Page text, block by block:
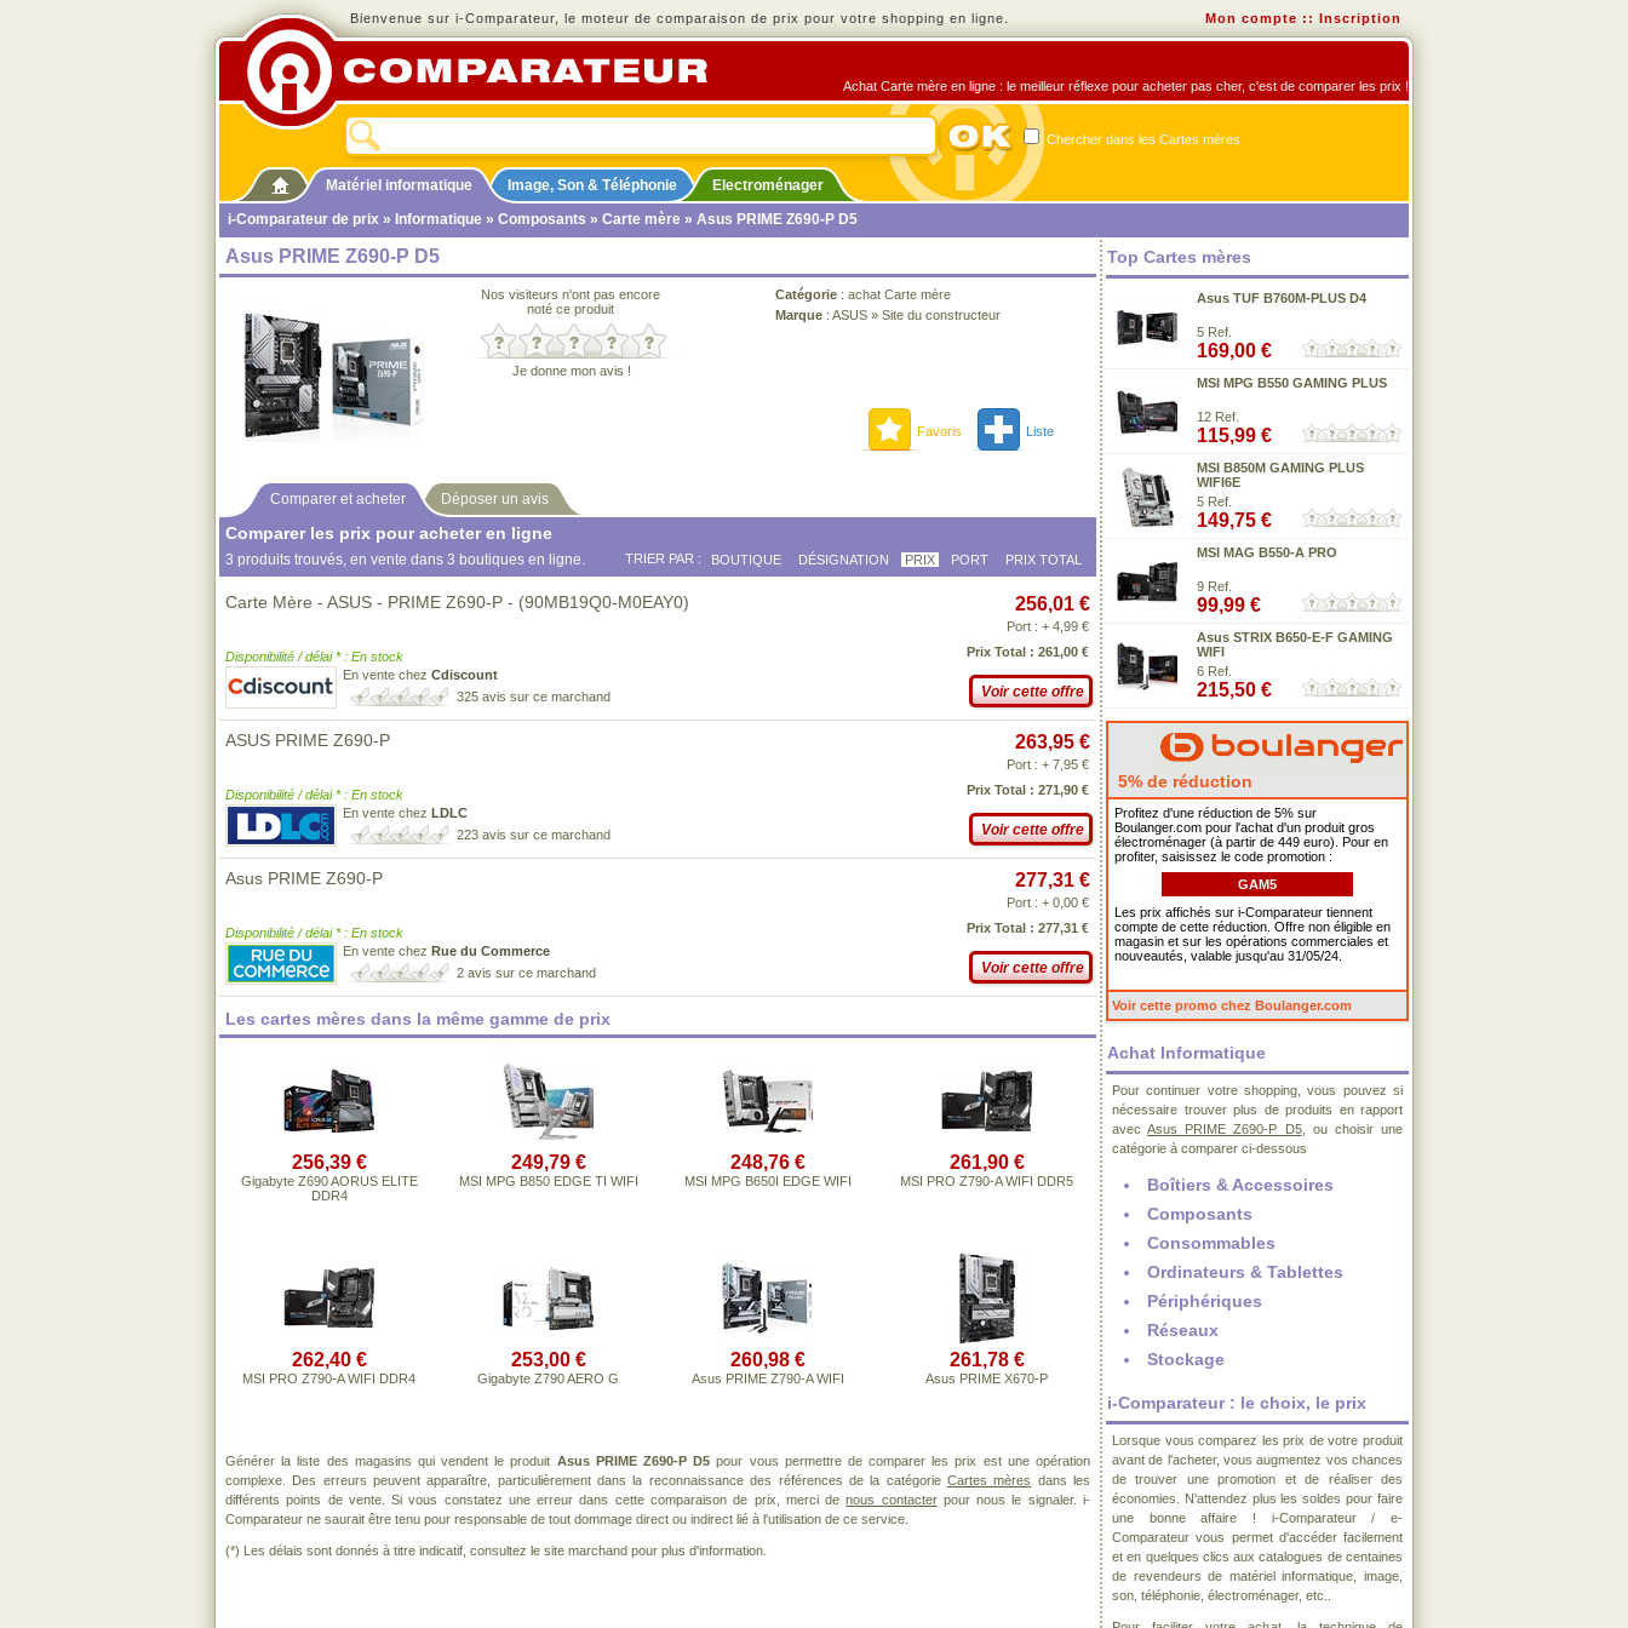
Bienvenue sur i-Comparateur, le moteur de comparaison de prix pour votre shopping en ligne. Mon compte :: Inscription
Achat Carte mère en ligne : le meilleur réflexe pour acheter pas cher, c'est de comparer les prix !
Chercher dans les Cartes mères
Matériel informatique Image, Son & Téléphonie
Electroménager
i-Comparateur de prix » Informatique » Composants » Carte mère » Asus PRIME Z690-P D5
Asus PRIME Z690-P D5
Nos visiteurs n'ont pas encore
noté ce produit
Je donne mon avis !
Catégorie : achat Carte mère
Marque : ASUS » Site du constructeur
Favoris Liste
Comparer et acheter Déposer un avis
Comparer les prix pour acheter en ligne
3 produits trouvés, en vente dans 3 boutiques en ligne. TRIER PAR : BOUTIQUE DÉSIGNATION PRIX PORT PRIX TOTAL
Carte Mère - ASUS - PRIME Z690-P - (90MB19Q0-M0EAY0)
Disponibilité / délai * : En stock
En vente chez Cdiscount
325 avis sur ce marchand
256,01 €
Port : + 4,99 €
Prix Total : 261,00 €
Voir cette offre
ASUS PRIME Z690-P
Disponibilité / délai * : En stock
En vente chez LDLC
223 avis sur ce marchand
263,95 €
Port : + 7,95 €
Prix Total : 271,90 €
Voir cette offre
Asus PRIME Z690-P
Disponibilité / délai * : En stock
En vente chez Rue du Commerce
2 avis sur ce marchand
277,31 €
Port : + 0,00 €
Prix Total : 277,31 €
Voir cette offre
Les cartes mères dans la même gamme de prix
256,39 €
Gigabyte Z690 AORUS ELITE
DDR4
249,79 €
MSI MPG B850 EDGE TI WIFI
248,76 €
MSI MPG B650I EDGE WIFI
261,90 €
MSI PRO Z790-A WIFI DDR5
262,40 €
MSI PRO Z790-A WIFI DDR4
253,00 €
Gigabyte Z790 AERO G
260,98 €
Asus PRIME Z790-A WIFI
261,78 €
Asus PRIME X670-P
Générer la liste des magasins qui vendent le produit Asus PRIME Z690-P D5 pour vous permettre de comparer les prix est une opération
complexe. Des erreurs peuvent apparaître, particulièrement dans la reconnaissance des références de la catégorie Cartes mères dans les
différents points de vente. Si vous constatez une erreur dans cette comparaison de prix, merci denous contacterpour nous le signaler. i-
Comparateur ne saurait être tenu pour responsable de tout dommage direct ou indirect lié à l'utilisation de ce service.
(*) Les délais sont donnés à titre indicatif, consultez le site marchand pour plus d'information.
Top Cartes mères
Asus TUF B760M-PLUS D4
5 Ref.
169,00 €
MSI MPG B550 GAMING PLUS
12 Ref.
115,99 €
MSI B850M GAMING PLUS
WIFI6E
5 Ref.
149,75 €
MSI MAG B550-A PRO
9 Ref.
99,99 €
Asus STRIX B650-E-F GAMING
WIFI
6 Ref.
215,50 €
5% de réduction
Profitez d'une réduction de 5% sur
Boulanger.com pour l'achat d'un produit gros
électroménager (à partir de 449 euro). Pour en
profiter, saisissez le code promotion :
GAM5
Les prix affichés sur i-Comparateur tiennent
compte de cette réduction. Offre non éligible en
magasin et sur les opérations commerciales et
nouveautés, valable jusqu'au 31/05/24.
Voir cette promo chez Boulanger.com
Achat Informatique
Pour continuer votre shopping, vous pouvez si
nécessaire trouver plus de produits en rapport
avecAsus PRIME Z690-P D5, ou choisir une
catégorie à comparer ci-dessous
Boîtiers & Accessoires
Composants
Consommables
Ordinateurs & Tablettes
Périphériques
Réseaux
Stockage
i-Comparateur : le choix, le prix
Lorsque vous comparez les prix de votre produit
avant de l'acheter, vous augmentez vos chances
de trouver une promotion et de réaliser des
économies. N'attendez plus les soldes pour faire
une bonne affaire ! i-Comparateur / e-
Comparateur vous permet d'accéder facilement
et en quelques clics aux catalogues de centaines
de revendeurs de matériel informatique, image,
son, téléphonie, électroménager, etc..